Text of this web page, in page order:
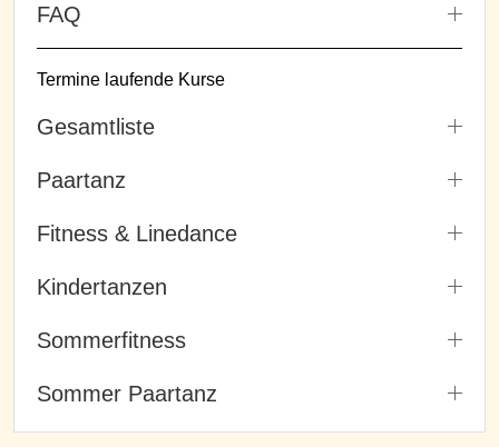
FAQ
Termine laufende Kurse
Gesamtliste
Paartanz
Fitness & Linedance
Kindertanzen
Sommerfitness
Sommer Paartanz